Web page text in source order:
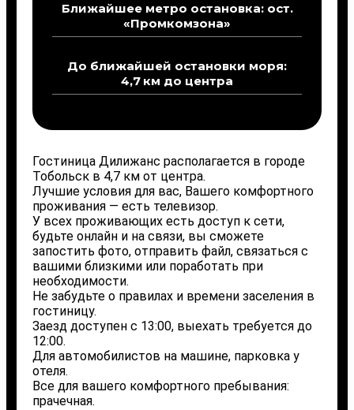
Ближайшее метро остановка: ост.
«Промкомзона»
До ближайшей остановки моря:
4,7 км до центра
Гостиница Дилижанс располагается в городе
Тобольск в 4,7 км от центра.
Лучшие условия для вас, Вашего комфортного
проживания — есть телевизор.
У всех проживающих есть доступ к сети,
будьте онлайн и на связи, вы сможете
запостить фото, отправить файл, связаться с
вашими близкими или поработать при
необходимости.
Не забудьте о правилах и времени заселения в
гостиницу.
Заезд доступен с 13:00, выехать требуется до
12:00.
Для автомобилистов на машине, парковка у
отеля.
Все для вашего комфортного пребывания:
прачечная.